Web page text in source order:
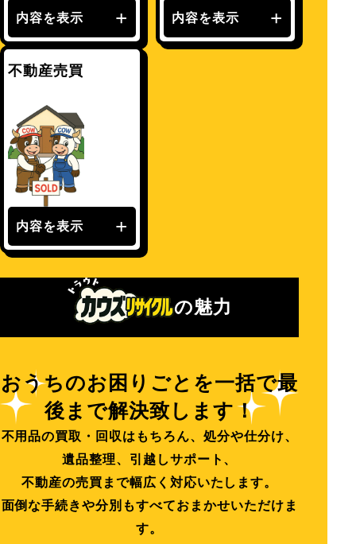
内容を表示 内容を表示
不動産売買
内容を表示
の魅力
おうちのお困りごとを一括で最
後まで解決致します！
不用品の買取・回収はもちろん、処分や仕分け、
遺品整理、引越しサポート、
不動産の売買まで幅広く対応いたします。
面倒な手続きや分別もすべておまかせいただけま
す。